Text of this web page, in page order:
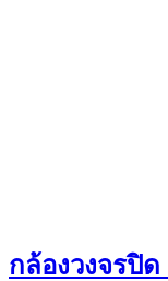
กล้องวงจรปิ